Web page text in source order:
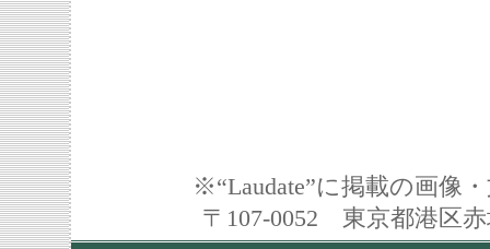
※“Laudate”に掲載の画像
〒107-0052 東京都港区